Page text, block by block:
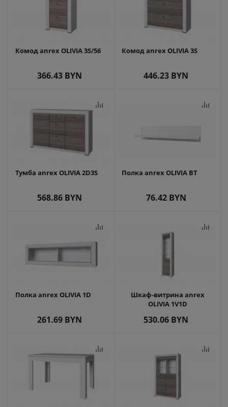
Комод anrex OLIVIA 3S/56
366.43 BYN
Комод anrex OLIVIA 3S
446.23 BYN
Тумба anrex OLIVIA 2D3S
568.86 BYN
Полка anrex OLIVIA BT
76.42BYN
Полка anrex OLIVIA 1D
261.69 BYN
Шкаф-витрина anrex
OLIVIA 1V1D
530.06 BYN